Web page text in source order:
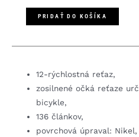
12E
PRIDAŤ DO KOŠÍKA
12-rýchlostná reťaz,
zosilnené očká reťaze
bicykle,
136 článkov,
povrchová úpraval: Nikel,